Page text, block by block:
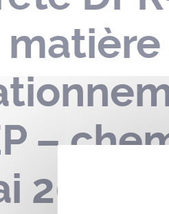
–
2025